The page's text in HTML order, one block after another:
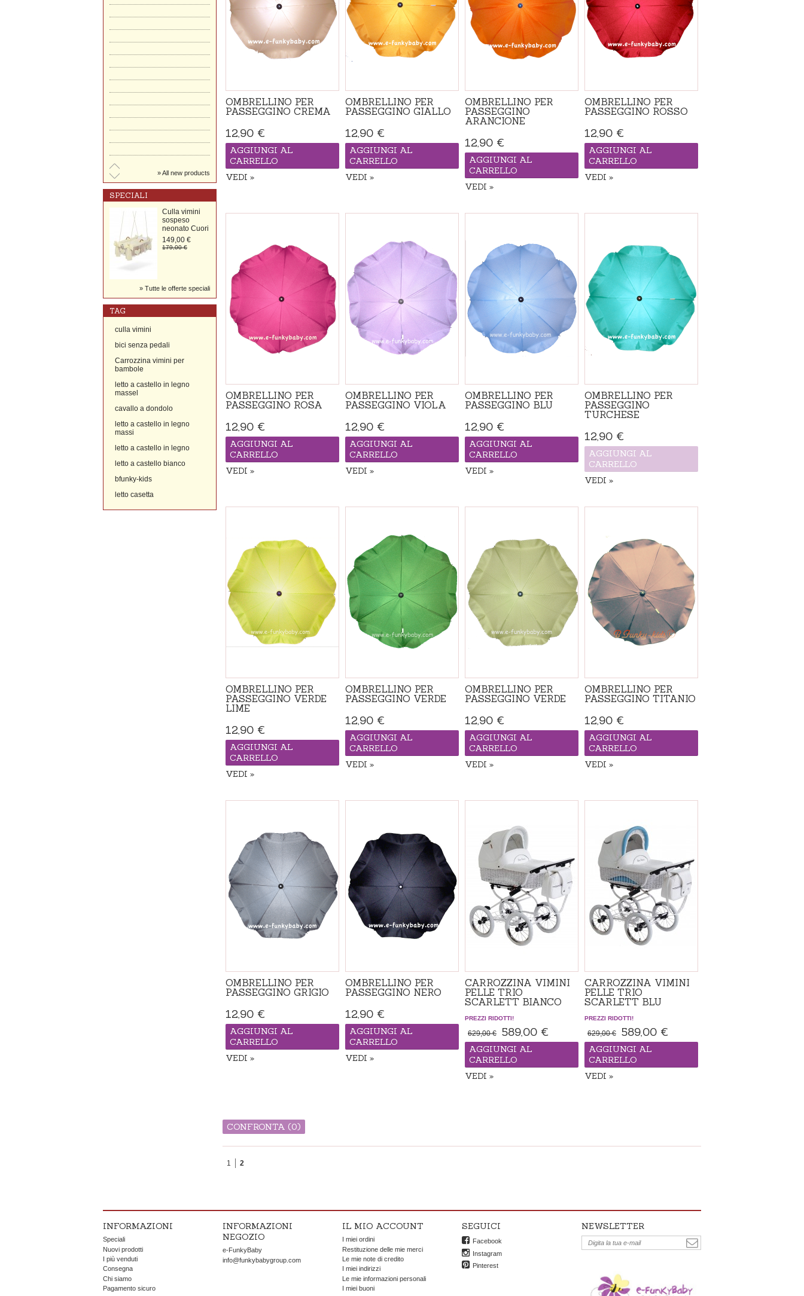
in 1: navicella +
gruppo...
castello in
190x90/120
legno massello di
All new products
SPECIALI
Culla vimini
sospeso
neonato Cuori
149,00 €
179,00 €
Tutte le offerte speciali
TAG
culla vimini
bici senza pedali
Carrozzina vimini per
bambole
letto a castello in legno
massel
cavallo a dondolo
letto a castello in legno
massi
letto a castello in legno
letto a castello bianco
bfunky-kids
letto casetta
OMBRELLINO PER
PASSEGGINO CREMA
12,90 €
AGGIUNGI AL
CARRELLO
VEDI
OMBRELLINO PER
PASSEGGINO GIALLO
12,90 €
AGGIUNGI AL
CARRELLO
VEDI
OMBRELLINO PER
PASSEGGINO
ARANCIONE
12,90 €
AGGIUNGI AL
CARRELLO
VEDI
OMBRELLINO PER
PASSEGGINO ROSSO
12,90 €
AGGIUNGI AL
CARRELLO
VEDI
OMBRELLINO PER
PASSEGGINO ROSA
12,90 €
AGGIUNGI AL
CARRELLO
VEDI
OMBRELLINO PER
PASSEGGINO VIOLA
12,90 €
AGGIUNGI AL
CARRELLO
VEDI
OMBRELLINO PER
PASSEGGINO BLU
12,90 €
AGGIUNGI AL
CARRELLO
VEDI
OMBRELLINO PER
PASSEGGINO
TURCHESE
12,90 €
AGGIUNGI AL
CARRELLO
VEDI
OMBRELLINO PER
PASSEGGINO VERDE
LIME
12,90 €
AGGIUNGI AL
CARRELLO
VEDI
OMBRELLINO PER
PASSEGGINO VERDE
12,90 €
AGGIUNGI AL
CARRELLO
VEDI
OMBRELLINO PER
PASSEGGINO VERDE
12,90 €
AGGIUNGI AL
CARRELLO
VEDI
OMBRELLINO PER
PASSEGGINO TITANIO
12,90 €
AGGIUNGI AL
CARRELLO
VEDI
OMBRELLINO PER
PASSEGGINO GRIGIO
12,90 €
AGGIUNGI AL
CARRELLO
VEDI
OMBRELLINO PER
PASSEGGINO NERO
12,90 €
AGGIUNGI AL
CARRELLO
VEDI
CARROZZINA VIMINI
PELLE TRIO
SCARLETT BIANCO
PREZZI RIDOTTI!
629,00 € 589,00 €
AGGIUNGI AL
CARRELLO
VEDI
CARROZZINA VIMINI
PELLE TRIO
SCARLETT BLU
PREZZI RIDOTTI!
629,00 € 589,00 €
AGGIUNGI AL
CARRELLO
VEDI
CONFRONTA (0)
1 2
INFORMAZIONI
Speciali
Nuovi prodotti
I più venduti
Consegna
Chi siamo
Pagamento sicuro
INFORMAZIONI
NEGOZIO
e-FunkyBaby
info@funkybabygroup.com
IL MIO ACCOUNT
I miei ordini
Restituzione delle mie merci
Le mie note di credito
I miei indirizzi
Le mie informazioni personali
I miei buoni
NEWSLETTER
SEGUICI
Facebook
Instagram
Pinterest